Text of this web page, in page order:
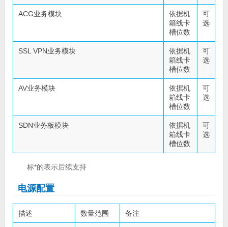
ACG业务模块
依据机
箱线卡
槽位数
可
选
SSL VPN业务模块
依据机
箱线卡
槽位数
可
选
AV业务模块
依据机
箱线卡
槽位数
可
选
SDN业务板模块
依据机
箱线卡
槽位数
可
选
标*的表示后续支持
电源配置
描述 数量范围 备注